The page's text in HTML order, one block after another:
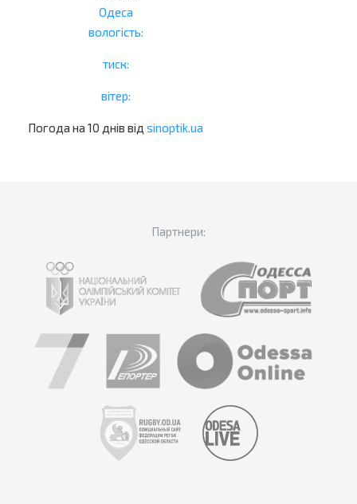
Одеса
вологість:
тиск:
вітер:
Погода на 10 днів від sinoptik.ua
Партнери: